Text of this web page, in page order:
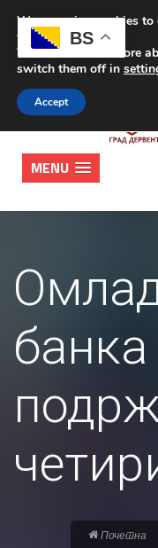
MENU
банка
Почетна
BS
We are using cookies to
website.
You can find out more
switch them off in
Accept